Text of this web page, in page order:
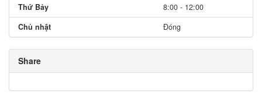
Thứ Bảy
8:00 - 12:00
Chủ nhật
Đóng
Share